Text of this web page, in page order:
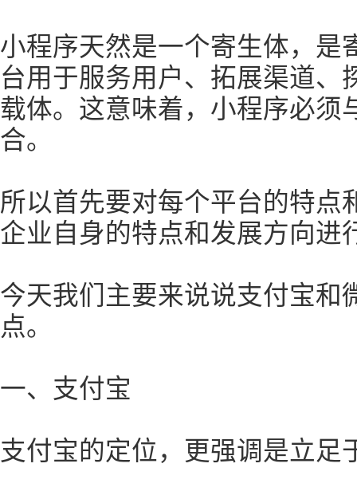
小程序天然是一个寄生体，是
台用于服务用户、拓展渠道、
载体。这意味着，小程序必须
合。
所以首先要对每个平台的特点
企业自身的特点和发展方向进
今天我们主要来说说支付宝和
点。
一、支付宝
支付宝的定位，更强调是立足